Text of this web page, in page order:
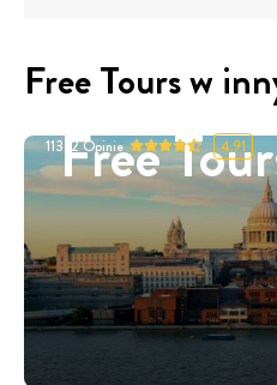
Free Tours w
Free
11332Opinie 4.91